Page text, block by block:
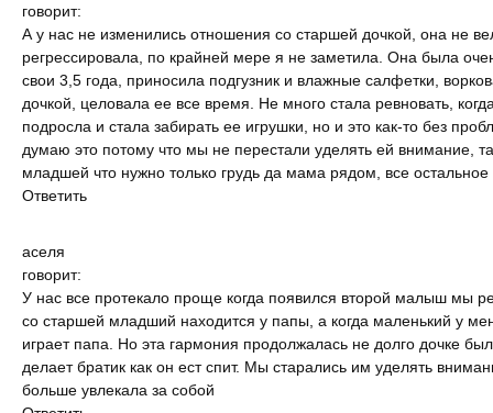
говорит:
А у нас не изменились отношения со старшей дочкой, она не
регрессировала, по крайней мере я не заметила. Она была
свои 3,5 года, приносила подгузник и влажные салфетки,
дочкой, целовала ее все время. Не много стала ревновать,
подросла и стала забирать ее игрушки, но и это как-то без
думаю это потому что мы не перестали уделять ей внимание,
младшей что нужно только грудь да мама рядом, все
Ответить
аселя
говорит:
У нас все протекало проще когда появился второй малыш мы
со старшей младший находится у папы, а когда маленький у
играет папа. Но эта гармония продолжалась не долго дочке
делает братик как он ест спит. Мы старались им уделять
больше увлекала за собой